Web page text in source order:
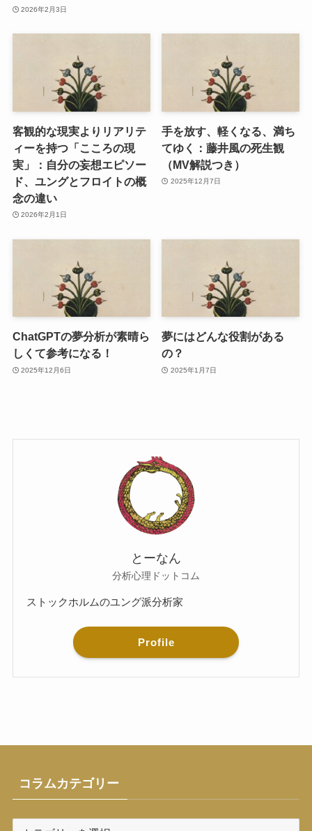
2026年2月3日
客観的な現実よりリアリテ
ィーを持つ「こころの現
実」：自分の妄想エピソー
ド、ユングとフロイトの概
念の違い
2026年2月1日
手を放す、軽くなる、満ち
てゆく：藤井風の死生観
（MV解説つき）
2025年12月7日
ChatGPTの夢分析が素晴ら
しくて参考になる！
2025年12月6日
夢にはどんな役割がある
の？
2025年1月7日
とーなん
分析心理ドットコム
ストックホルムのユング派分析家
Profile
コラムカテゴリー